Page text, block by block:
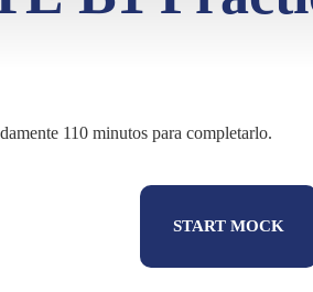
110 minutos para completarlo.
START MOCK